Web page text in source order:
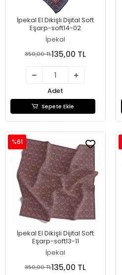
İpekal El Dikişli Dijital Soft
Eşarp-soft14-02
İpekal
350,00 TL135,00 TL
Adet
Sepete Ekle
İpekal El Dikişli Dijital Soft
Eşarp-soft13-11
İpekal
%61
350,00 TL135,00 TL